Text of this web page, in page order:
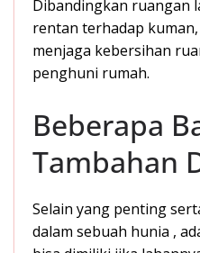
Dibandingkan ruangan
rentan terhadap
menjaga kebersihan
penghuni rumah.
Beberapa
Tambahan
Selain yang penting
dalam sebuah hunia ,